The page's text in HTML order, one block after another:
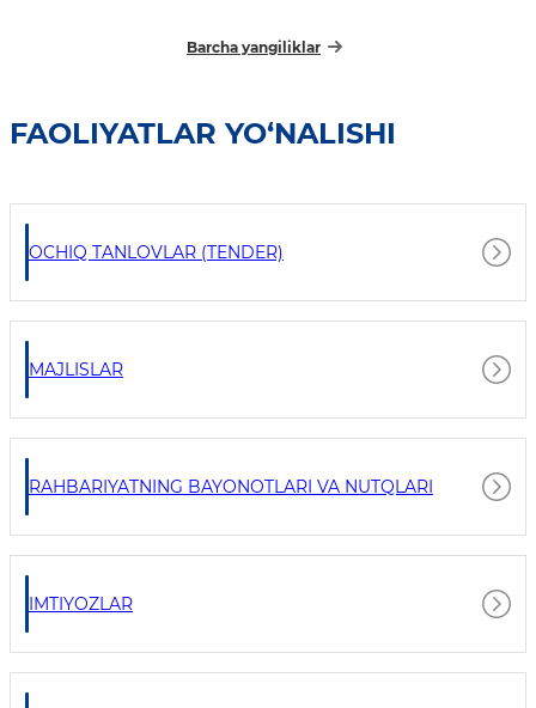
Barcha yangiliklar
FAOLIYATLAR YO‘NALISHI
OCHIQ TANLOVLAR (TENDER)
MAJLISLAR
RAHBARIYATNING BAYONOTLARI VA NUTQLARI
IMTIYOZLAR